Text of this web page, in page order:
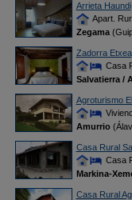
Arrieta Haundi
Apart.
Zegama
Zadorra Etxea
Casa
Salvatierra /
Agroturismo
Amurrio
Casa Rural
Casa
Markina-
Casa Rural